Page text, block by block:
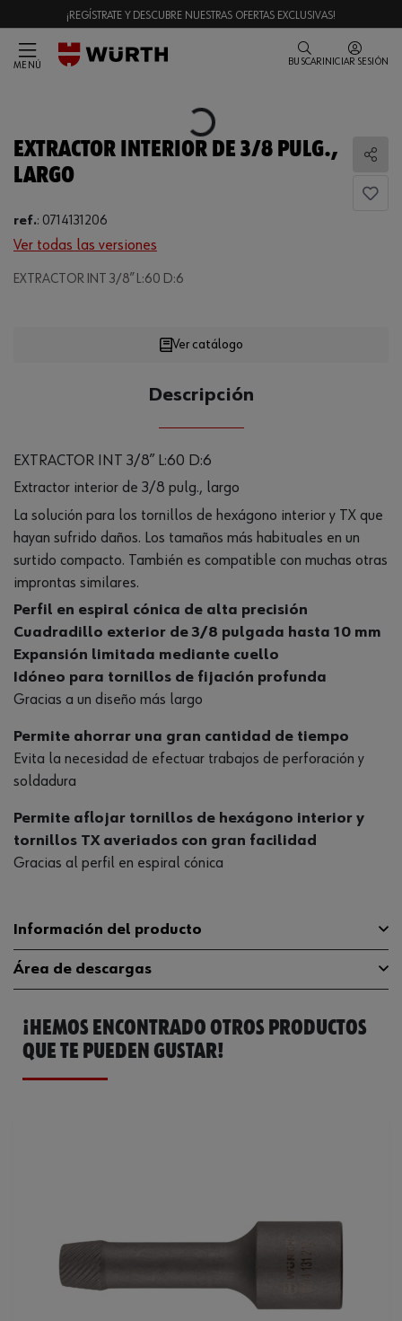
¡REGÍSTRATE Y DESCUBRE NUESTRAS OFERTAS EXCLUSIVAS!
MENÚ BUSCAR INICIAR SESIÓN
Loading...
EXTRACTOR INTERIOR DE 3/8 PULG.,
LARGO
ref.: 0714131206
Ver todas las versiones
EXTRACTOR INT 3/8” L:60 D:6
Loading...
Ver catálogo
Descripción
EXTRACTOR INT 3/8” L:60 D:6
Extractor interior de 3/8 pulg., largo
La solución para los tornillos de hexágono interior y TX que
hayan sufrido daños. Los tamaños más habituales en un
surtido compacto. También es compatible con muchas otras
improntas similares.
Perfil en espiral cónica de alta precisión
Cuadradillo exterior de 3/8 pulgada hasta 10 mm
Expansión limitada mediante cuello
Idóneo para tornillos de fijación profunda
Gracias a un diseño más largo
Permite ahorrar una gran cantidad de tiempo
Evita la necesidad de efectuar trabajos de perforación y
soldadura
Permite aflojar tornillos de hexágono interior y
tornillos TX averiados con gran facilidad
Gracias al perfil en espiral cónica
Información del producto
Longitud 60 mm
Accionamiento 3/8 pulgadas
Diámetro
Área de descargas
Catálogo General 0714131206
¡HEMOS ENCONTRADO OTROS PRODUCTOS
QUE TE PUEDEN GUSTAR!